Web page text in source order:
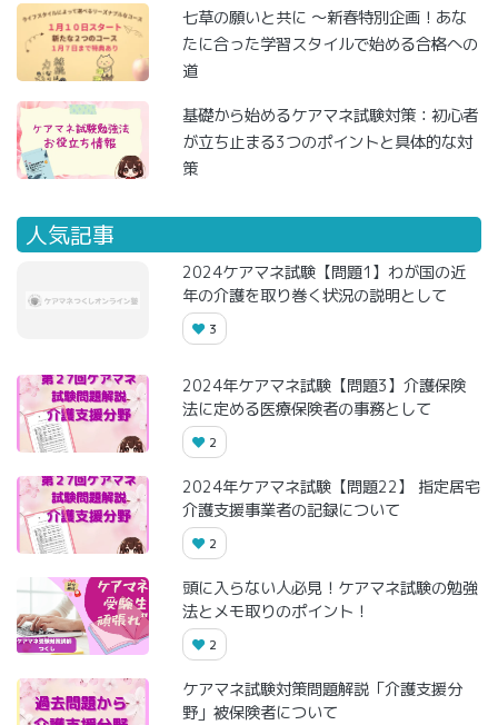
七草の願いと共に ～新春特別企画！あな
たに合った学習スタイルで始める合格への
道
基礎から始めるケアマネ試験対策：初心者
が立ち止まる3つのポイントと具体的な対
策
人気記事
2024ケアマネ試験【問題1】わが国の近
年の介護を取り巻く状況の説明として
3
2024年ケアマネ試験【問題3】介護保険
法に定める医療保険者の事務として
2
2024年ケアマネ試験【問題22】 指定居宅
介護支援事業者の記録について
2
頭に入らない人必見！ケアマネ試験の勉強
法とメモ取りのポイント！
2
ケアマネ試験対策問題解説「介護支援分
野」被保険者について